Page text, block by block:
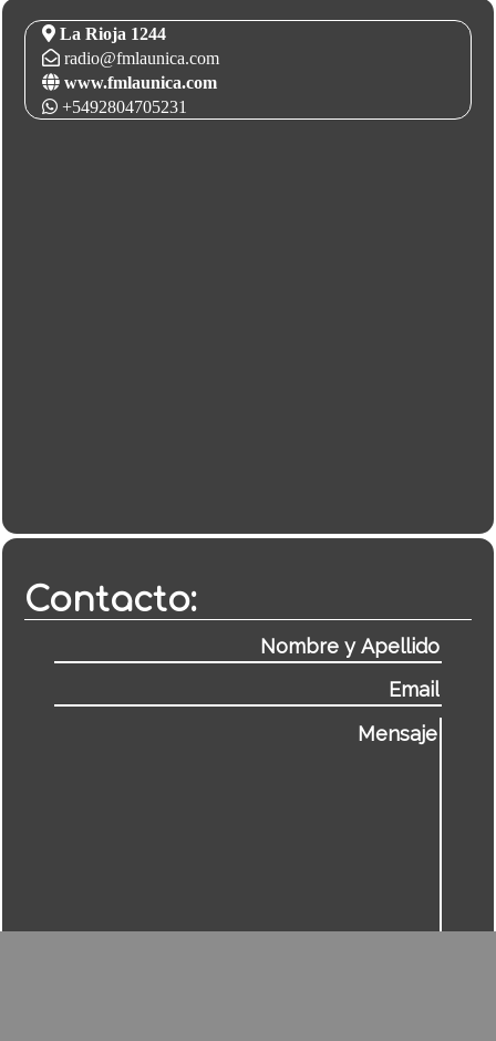
La Rioja 1244
radio@fmlaunica.com
www.fmlaunica.com
+5492804705231
Contacto: